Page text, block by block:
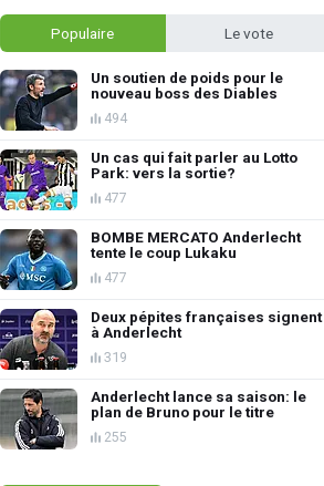
Populaire Le vote
Un soutien de poids pour le
nouveau boss des Diables
494
Un cas qui fait parler au Lotto
Park: vers la sortie?
477
BOMBE MERCATO Anderlecht
tente le coup Lukaku
477
Deux pépites françaises signent
à Anderlecht
319
Anderlecht lance sa saison: le
plan de Bruno pour le titre
255